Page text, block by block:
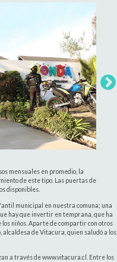
mensuales en promedio, la
de este tipo. Las puertas de
disponibles.
municipal en nuestra comuna; una
hay que invertir en temprana, que ha
niños. Aparte de compartir con otros
alcaldesa de Vitacura, quien saludó a los
a través de www.vitacura.cl. Entre los